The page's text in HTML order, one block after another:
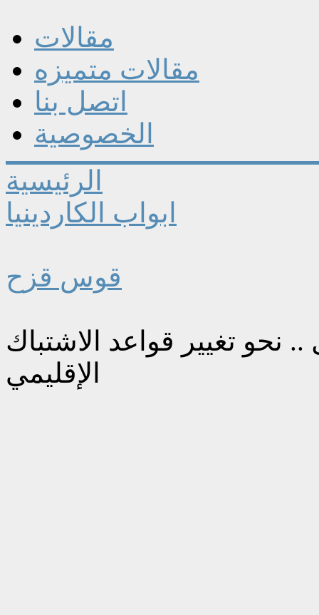
مقالات
مقالات متميزه
اتصل بنا
الخصوصية
الرئيسية
ابواب الكاردينيا
قوس قزح
نحو تغيير قواعد الاشتباك
الإقليمي